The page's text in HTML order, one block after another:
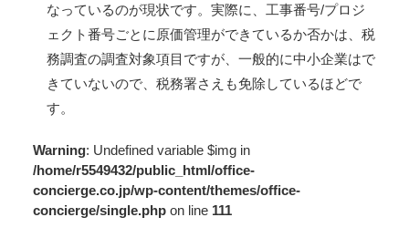
なっているのが現状です。実際に、工事番号/プロジ
ェクト番号ごとに原価管理ができているか否かは、税
務調査の調査対象項目ですが、一般的に中小企業はで
きていないので、税務署さえも免除しているほどで
す。
Warning: Undefined variable $img in
/home/r5549432/public_html/office-
concierge.co.jp/wp-content/themes/office-
concierge/single.phpon line 111